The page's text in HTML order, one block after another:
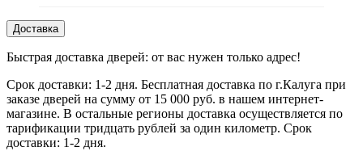
Доставка
Быстрая доставка дверей: от вас нужен только адрес!
Срок доставки: 1-2 дня. Бесплатная доставка по г.Калуга при
заказе дверей на сумму от 15 000 руб. в нашем интернет-
магазине. В остальные регионы доставка осуществляется по
тарификации тридцать рублей за один километр. Срок
доставки: 1-2 дня.